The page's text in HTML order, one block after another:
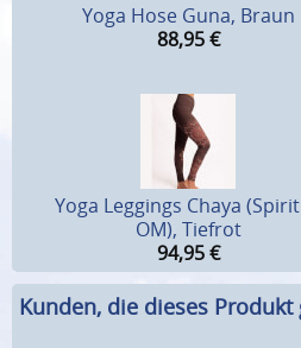
Yoga Hose Guna, Braun
88,95 €
Yoga Leggings Chaya
OM), Tiefrot
94,95 €
Kunden, die dieses